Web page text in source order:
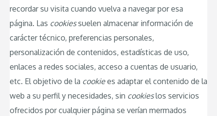
recordar su visita cuando vuelva a navegar por esa
página. Las cookiessuelen almacenar información de
carácter técnico, preferencias personales,
personalización de contenidos, estadísticas de uso,
enlaces a redes sociales, acceso a cuentas de usuario,
etc. El objetivo de la cookiees adaptar el contenido de la
web a su perfil y necesidades, sin cookieslos servicios
ofrecidos por cualquier página se verían mermados